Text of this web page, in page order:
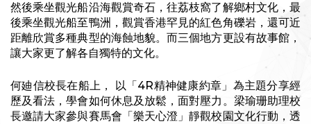
然後乘坐觀光船沿海觀賞奇石，往荔枝窩了解鄉村文化，最
後乘坐觀光船至鴨洲，觀賞香港罕見的紅色角礫岩，還可近
距離欣賞多種典型的海蝕地貌。而三個地方更設有故事館，
讓大家更了解各自獨特的文化。
何廸信校長在船上， 以「4R精神健康約章」為主題分享經
歷及看法，學會如何休息及放鬆，面對壓力。梁瑜珊助理校
長邀請大家參與賽馬會「樂天心澄」靜觀校園文化行動，透